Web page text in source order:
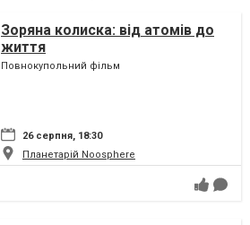
Зоряна колиска: від атомів до
життя
Повнокупольний фільм
26 серпня, 18:30
Планетарій Noosphere